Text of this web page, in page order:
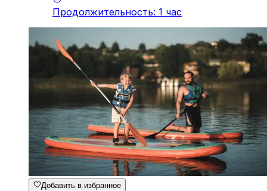
Продолжительность: 1 час
Добавить в избранное